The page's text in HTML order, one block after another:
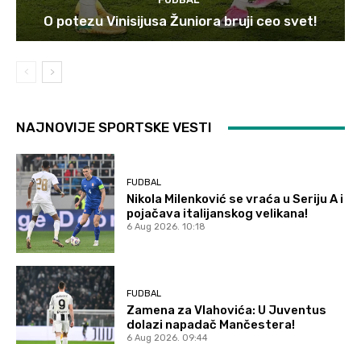
O potezu Vinisijusa Žuniora bruji ceo svet!
NAJNOVIJE SPORTSKE VESTI
FUDBAL
Nikola Milenković se vraća u Seriju A i
pojačava italijanskog velikana!
6 Aug 2026. 10:18
FUDBAL
Zamena za Vlahovića: U Juventus
dolazi napadač Mančestera!
6 Aug 2026. 09:44